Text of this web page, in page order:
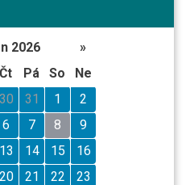
2026
»
Čt Pá So
Ne
30 31 1
2
6 7 8
9
13 14 15
16
20 21 22
23